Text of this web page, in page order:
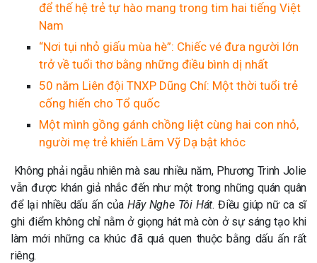
để thế hệ trẻ tự hào mang trong tim hai tiếng Việt
Nam
“Nơi tụi nhỏ giấu mùa hè”: Chiếc vé đưa người lớn
trở về tuổi thơ bằng những điều bình dị nhất
50 năm Liên đội TNXP Dũng Chí: Một thời tuổi trẻ
cống hiến cho Tổ quốc
Một mình gồng gánh chồng liệt cùng hai con nhỏ,
người mẹ trẻ khiến Lâm Vỹ Dạ bật khóc
Không phải ngẫu nhiên mà sau nhiều năm, Phương Trinh Jolie
vẫn được khán giả nhắc đến như một trong những quán quân
để lại nhiều dấu ấn củaHãy Nghe Tôi Hát. Điều giúp nữ ca sĩ
ghi điểm không chỉ nằm ở giọng hát mà còn ở sự sáng tạo khi
làm mới những ca khúc đã quá quen thuộc bằng dấu ấn rất
riêng.